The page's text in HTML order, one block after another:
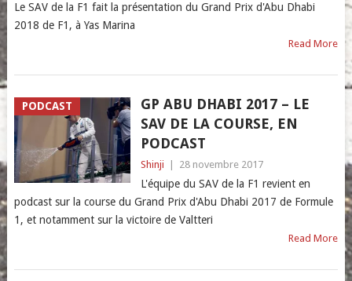
Le SAV de la F1 fait la présentation du Grand Prix d'Abu Dhabi
2018 de F1, à Yas Marina
Read More
PODCAST
GP ABU DHABI 2017 – LE
SAV DE LA COURSE, EN
PODCAST
Shinji 28 novembre 2017
L'équipe du SAV de la F1 revient en
podcast sur la course du Grand Prix d'Abu Dhabi 2017 de Formule
1, et notamment sur la victoire de Valtteri
Read More